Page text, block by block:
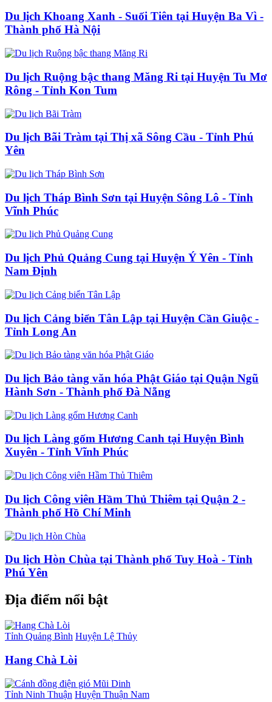
Du lịch Khoang Xanh - Suối Tiên tại Huyện Ba Vì -
Thành phố Hà Nội
Du lịch Ruộng bậc thang Măng Ri tại Huyện Tu Mơ
Rông - Tỉnh Kon Tum
Du lịch Bãi Tràm tại Thị xã Sông Cầu - Tỉnh Phú
Yên
Du lịch Tháp Bình Sơn tại Huyện Sông Lô - Tỉnh
Vĩnh Phúc
Du lịch Phủ Quảng Cung tại Huyện Ý Yên - Tỉnh
Nam Định
Du lịch Cảng biển Tân Lập tại Huyện Cần Giuộc -
Tỉnh Long An
Du lịch Bảo tàng văn hóa Phật Giáo tại Quận Ngũ
Hành Sơn - Thành phố Đà Nẵng
Du lịch Làng gốm Hương Canh tại Huyện Bình
Xuyên - Tỉnh Vĩnh Phúc
Du lịch Công viên Hầm Thủ Thiêm tại Quận 2 -
Thành phố Hồ Chí Minh
Du lịch Hòn Chùa tại Thành phố Tuy Hoà - Tỉnh
Phú Yên
Địa điểm nổi bật
Tỉnh Quảng Bình Huyện Lệ Thủy
Hang Chà Lòi
Tỉnh Ninh Thuận Huyện Thuận Nam